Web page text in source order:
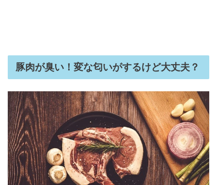
豚肉が臭い！変な匂いがするけど大丈夫？